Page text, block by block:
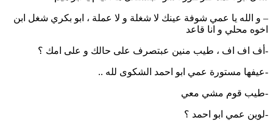
– و الله يا عمي شوفة عينك لا شغلة و لا عملة ، ابو بكري شغل ابن
اخوه محلي و انا قاعد
-أف اف اف ، طيب منين عبتصرف على حالك و على امك ؟
-عيفها مستورة عمي ابو احمد الشكوى لله ..
-طيب قوم مشي معي
-لوين عمي ابو احمد ؟